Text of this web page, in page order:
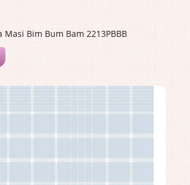
Masi Bim Bum Bam 2213PBBB
Bum Bam
10.05
0.53
Акриловое
Флизелин